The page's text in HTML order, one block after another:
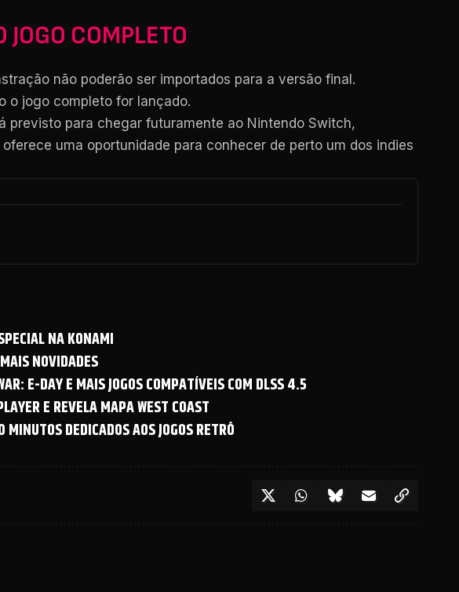
JOGO COMPLETO
não poderão ser importados para a versão final.
o jogo completo for lançado.
previsto para chegar futuramente ao Nintendo Switch,
uma oportunidade para conhecer de perto um dos indies
NA KONAMI
NOVIDADES
E-DAY E MAIS JOGOS COMPATÍVEIS COM DLSS 4.5
E REVELA MAPA WEST COAST
DEDICADOS AOS JOGOS RETRÔ